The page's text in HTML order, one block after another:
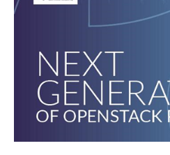
Meluncurkan